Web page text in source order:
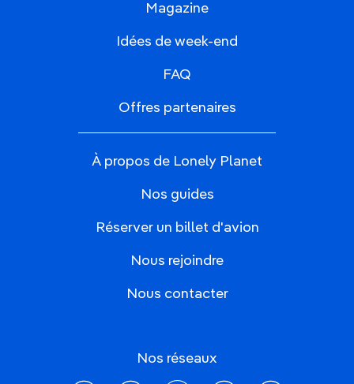
Magazine
Idées de week-end
FAQ
Offres partenaires
À propos de Lonely Planet
Nos guides
Réserver un billet d'avion
Nous rejoindre
Nous contacter
Nos réseaux